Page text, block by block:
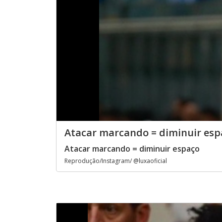
Atacar marcando = diminuir
Atacar marcando = diminuir espaço
Reprodução/Instagram/ @luxaoficial